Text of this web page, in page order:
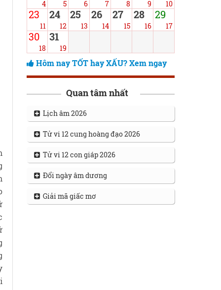
4 5 6 7 8 9 10
23
11
24
12
25
13
26
14
27
15
28
16
29
17
30
18
31
19
Hôm nay TỐT hay XẤU? Xem ngay
Quan tâm nhất
Lịch âm 2026
Tử vi 12 cung hoàng đạo 2026
Tử vi 12 con giáp 2026
Đổi ngày âm dương
Giải mã giấc mơ